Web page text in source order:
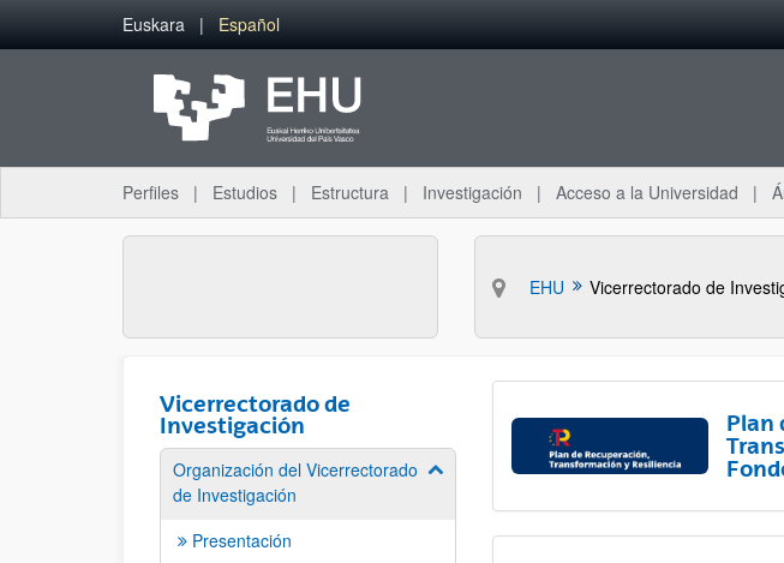
Saltar al contenido principal
Euskara Español
Perfiles Estudios Estructura Investigación Acceso a la Universidad
EHU Vicerrectorado de
Vicerrectorado de
Investigación
Organización del Vicerrectorado
de Investigación
Mostrar/ocultar subpáginas
Presentación
Plan